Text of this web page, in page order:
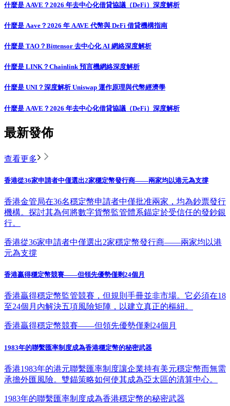
什麼是 AAVE？2026 年去中心化借貸協議（DeFi）深度解析
什麼是 Aave？2026 年 AAVE 代幣與 DeFi 借貸機構指南
什麼是 TAO？Bittensor 去中心化 AI 網絡深度解析
什麼是 LINK？Chainlink 預言機網絡深度解析
什麼是 UNI？深度解析 Uniswap 運作原理與代幣經濟學
什麼是 AAVE？2026 年去中心化借貸協議（DeFi）深度解析
最新發佈
查看更多
香港從36家申請者中僅選出2家穩定幣發行商——兩家均以港元為支撐
香港金管局在36名穩定幣申請者中僅批准兩家，均為鈔票發行
機構。探討其為何將數字貨幣監管體系錨定於受信任的發鈔銀
行。
香港從36家申請者中僅選出2家穩定幣發行商——兩家均以港
元為支撐
香港贏得穩定幣競賽——但領先優勢僅剩24個月
香港贏得穩定幣監管競賽，但規則手冊並非市場。它必須在18
至24個月內解決五項風險矩陣，以建立真正的樞紐。
香港贏得穩定幣競賽——但領先優勢僅剩24個月
1983年的聯繫匯率制度成為香港穩定幣的秘密武器
香港1983年的港元聯繫匯率制度讓企業持有美元穩定幣而無需
承擔外匯風險。雙錨策略如何使其成為亞太區的清算中心。
1983年的聯繫匯率制度成為香港穩定幣的秘密武器